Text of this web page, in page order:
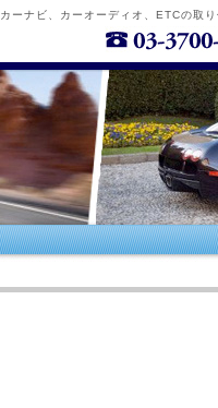
カーナビ、カーオーディオ、ETCの取